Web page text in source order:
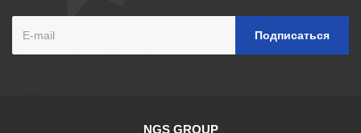
NGS GROUP